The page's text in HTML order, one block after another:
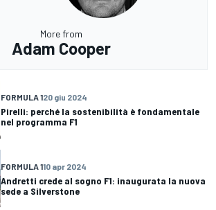
More from
Adam Cooper
FORMULA 120 giu 2024
Pirelli: perché la sostenibilità è fondamentale
nel programma F1
FORMULA 110 apr 2024
Andretti crede al sogno F1: inaugurata la nuova
sede a Silverstone